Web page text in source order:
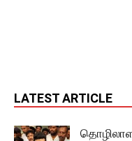
LATEST ARTICLE